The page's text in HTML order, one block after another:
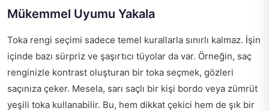
Mükemmel Uyumu Yakala
Toka rengi seçimi sadece temel kurallarla sınırlı kalmaz. İşin
içinde bazı sürpriz ve şaşırtıcı tüyolar da var. Örneğin, saç
renginizle kontrast oluşturan bir toka seçmek, gözleri
saçınıza çeker. Mesela, sarı saçlı bir kişi bordo veya zümrüt
yeşili toka kullanabilir. Bu, hem dikkat çekici hem de şık bir